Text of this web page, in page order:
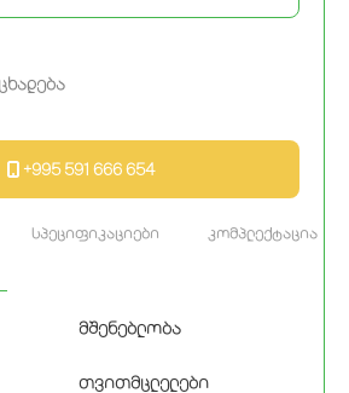
სპეციფიკაციები კომპლექტაცია
მშენებლობა
თვითმცლელები
+995 591 666 654